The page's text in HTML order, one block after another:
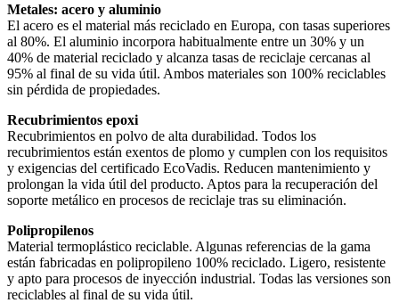
Metales: acero y aluminio
El acero es el material más reciclado en Europa, con tasas superiores
al 80%. El aluminio incorpora habitualmente entre un 30% y un
40% de material reciclado y alcanza tasas de reciclaje cercanas al
95% al final de su vida útil. Ambos materiales son 100% reciclables
sin pérdida de propiedades.
Recubrimientos epoxi
Recubrimientos en polvo de alta durabilidad. Todos los
recubrimientos están exentos de plomo y cumplen con los requisitos
y exigencias del certificado EcoVadis. Reducen mantenimiento y
prolongan la vida útil del producto. Aptos para la recuperación del
soporte metálico en procesos de reciclaje tras su eliminación.
Polipropilenos
Material termoplástico reciclable. Algunas referencias de la gama
están fabricadas en polipropileno 100% reciclado. Ligero, resistente
y apto para procesos de inyección industrial. Todas las versiones son
reciclables al final de su vida útil.